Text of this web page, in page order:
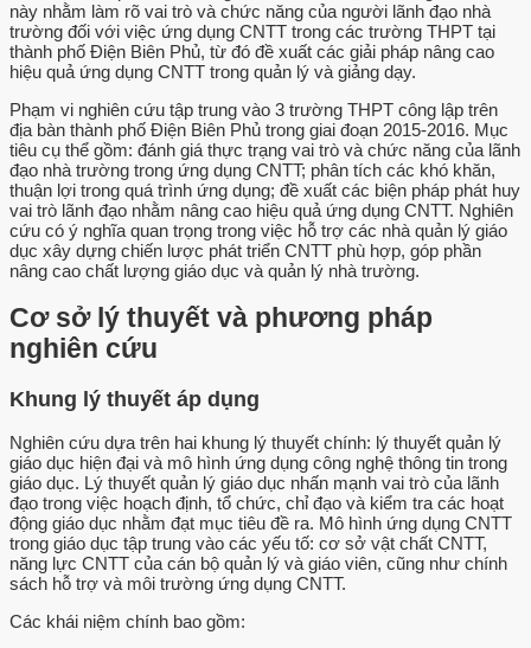
này nhằm làm rõ vai trò và chức năng của người lãnh đạo nhà
trường đối với việc ứng dụng CNTT trong các trường THPT tại
thành phố Điện Biên Phủ, từ đó đề xuất các giải pháp nâng cao
hiệu quả ứng dụng CNTT trong quản lý và giảng dạy.
Phạm vi nghiên cứu tập trung vào 3 trường THPT công lập trên
địa bàn thành phố Điện Biên Phủ trong giai đoạn 2015-2016. Mục
tiêu cụ thể gồm: đánh giá thực trạng vai trò và chức năng của lãnh
đạo nhà trường trong ứng dụng CNTT; phân tích các khó khăn,
thuận lợi trong quá trình ứng dụng; đề xuất các biện pháp phát huy
vai trò lãnh đạo nhằm nâng cao hiệu quả ứng dụng CNTT. Nghiên
cứu có ý nghĩa quan trọng trong việc hỗ trợ các nhà quản lý giáo
dục xây dựng chiến lược phát triển CNTT phù hợp, góp phần
nâng cao chất lượng giáo dục và quản lý nhà trường.
Cơ sở lý thuyết và phương pháp
nghiên cứu
Khung lý thuyết áp dụng
Nghiên cứu dựa trên hai khung lý thuyết chính: lý thuyết quản lý
giáo dục hiện đại và mô hình ứng dụng công nghệ thông tin trong
giáo dục. Lý thuyết quản lý giáo dục nhấn mạnh vai trò của lãnh
đạo trong việc hoạch định, tổ chức, chỉ đạo và kiểm tra các hoạt
động giáo dục nhằm đạt mục tiêu đề ra. Mô hình ứng dụng CNTT
trong giáo dục tập trung vào các yếu tố: cơ sở vật chất CNTT,
năng lực CNTT của cán bộ quản lý và giáo viên, cũng như chính
sách hỗ trợ và môi trường ứng dụng CNTT.
Các khái niệm chính bao gồm: